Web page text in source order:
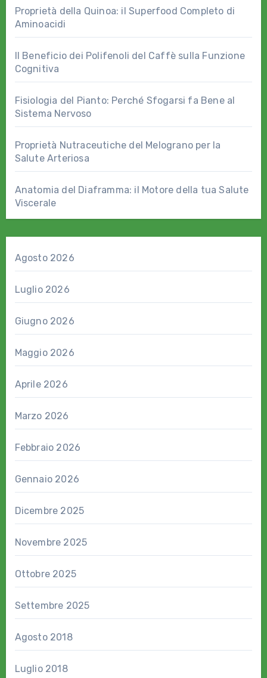
Proprietà della Quinoa: il Superfood Completo di
Aminoacidi
Il Beneficio dei Polifenoli del Caffè sulla Funzione
Cognitiva
Fisiologia del Pianto: Perché Sfogarsi fa Bene al
Sistema Nervoso
Proprietà Nutraceutiche del Melograno per la
Salute Arteriosa
Anatomia del Diaframma: il Motore della tua Salute
Viscerale
Agosto 2026
Luglio 2026
Giugno 2026
Maggio 2026
Aprile 2026
Marzo 2026
Febbraio 2026
Gennaio 2026
Dicembre 2025
Novembre 2025
Ottobre 2025
Settembre 2025
Agosto 2018
Luglio 2018